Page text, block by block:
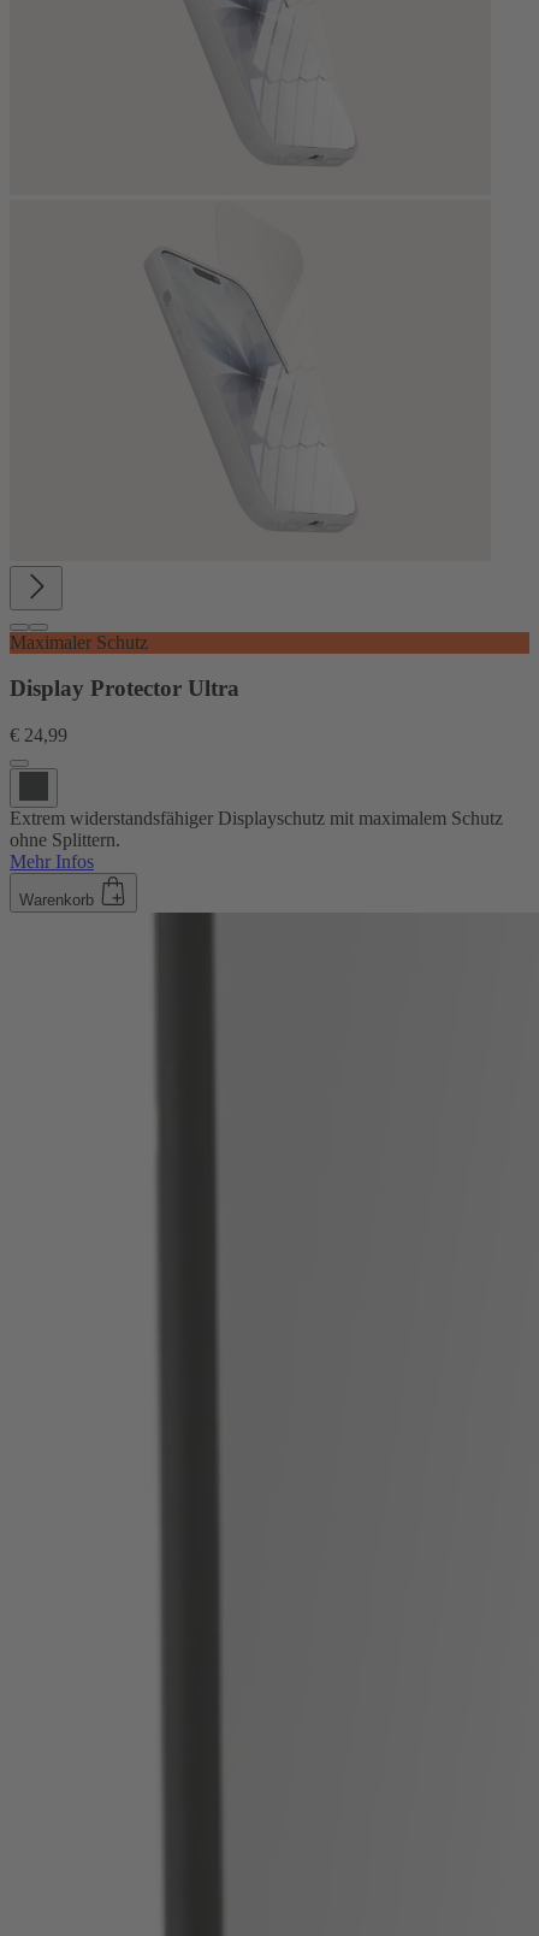
Maximaler Schutz
Display Protector Ultra
€ 24,99
Extrem widerstandsfähiger Displayschutz mit maximalem Schutz
ohne Splittern.
Mehr Infos
Warenkorb